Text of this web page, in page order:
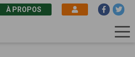
À PROPOS